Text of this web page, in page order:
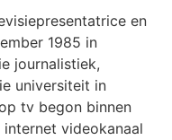
en
1985 in
journalistiek,
universiteit in
tv begon binnen
videokanaal